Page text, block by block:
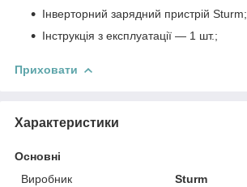
Інверторний зарядний пристрій Sturm;
Інструкція з експлуатації — 1 шт.;
Приховати
Характеристики
Основні
Виробник
Sturm